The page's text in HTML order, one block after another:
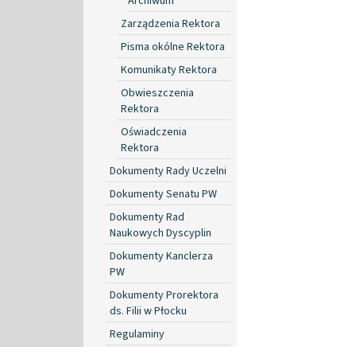
Zarządzenia Rektora
Pisma okólne Rektora
Komunikaty Rektora
Obwieszczenia
Rektora
Oświadczenia
Rektora
Dokumenty Rady Uczelni
Dokumenty Senatu PW
Dokumenty Rad
Naukowych Dyscyplin
Dokumenty Kanclerza
PW
Dokumenty Prorektora
ds. Filii w Płocku
Regulaminy